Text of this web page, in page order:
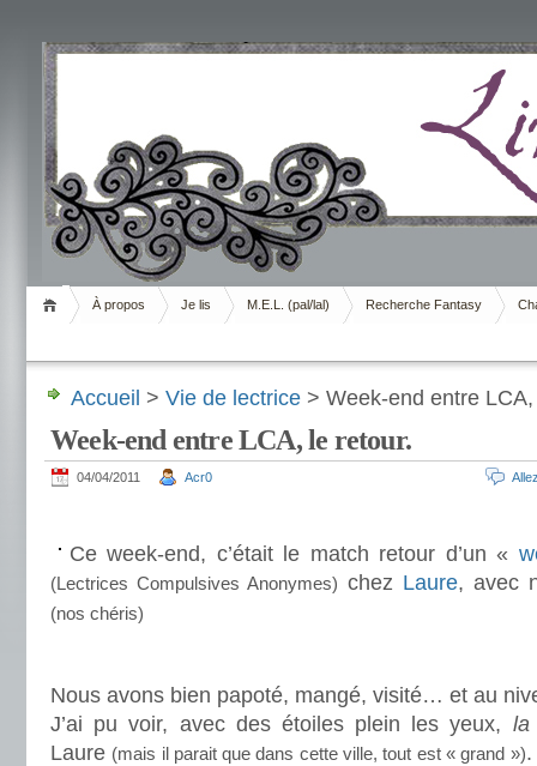
Livrement
À propos Je lis M.E.L. (pal/lal) Recherche Fantasy
Accueil > Vie de lectrice > Week-end entre
Week-end entre LCA, le retour.
04/04/2011 Acr0
Ce week-end, c’était le match retour d’un «
(Lectrices Compulsives Anonymes) chez Laure, avec
(nos chéris)
Nous avons bien papoté, mangé, visité… et au
J’ai pu voir, avec des étoiles plein les yeux, la
Laure (mais il parait que dans cette ville, tout est « grand »).